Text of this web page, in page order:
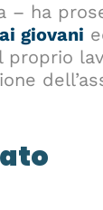
– ha
giovani
proprio